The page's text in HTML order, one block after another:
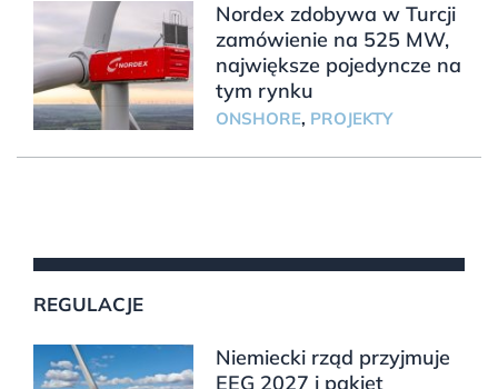
Nordex zdobywa w Turcji
zamówienie na 525 MW,
największe pojedyncze na
tym rynku
ONSHORE, PROJEKTY
REGULACJE
Niemiecki rząd przyjmuje
EEG 2027 i pakiet